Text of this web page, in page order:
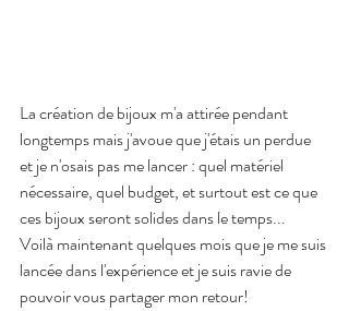
La création de bijoux m'a attirée pendant
longtemps mais j'avoue que j'étais un perdue
et je n'osais pas me lancer : quel matériel
nécessaire, quel budget, et surtout est ce que
ces bijoux seront solides dans le temps...
Voilà maintenant quelques mois que je me suis
lancée dans l'expérience et je suis ravie de
pouvoir vous partager mon retour!